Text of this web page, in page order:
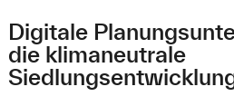
Digitale
die klimaneutrale